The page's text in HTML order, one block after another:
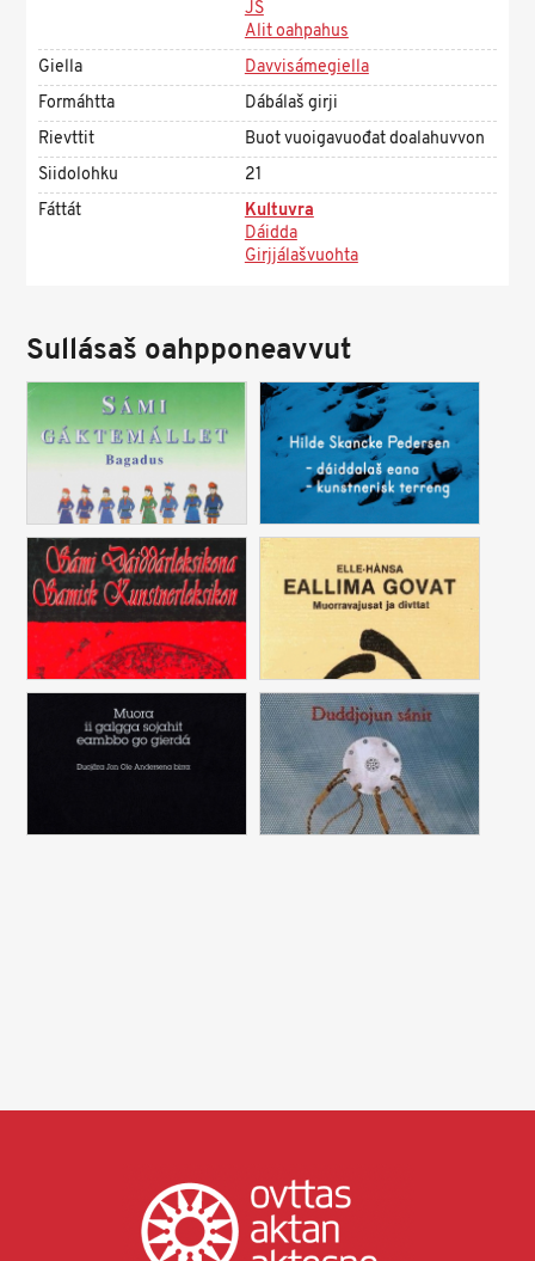
JS
Alit oahpahus
Giella
Davvisámegiella
Formáhtta
Dábálaš girji
Rievttit
Buot vuoigavuođat doalahuvvon
Siidolohku
21
Fáttát
Kultuvra
Dáidda
Girjjálašvuohta
Sullásaš oahpponeavvut